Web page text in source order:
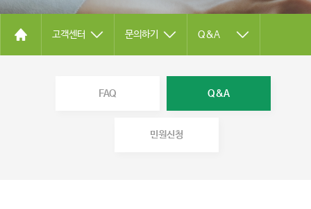
고객센터 문의하기 Q&A
FAQ Q&A
민원신청